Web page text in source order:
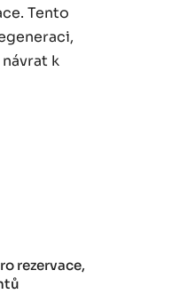
Tento
k
rezervace,